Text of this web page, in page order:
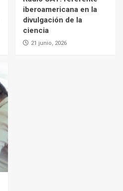
iberoamericana en la
divulgación de la
ciencia
21 junio, 2026